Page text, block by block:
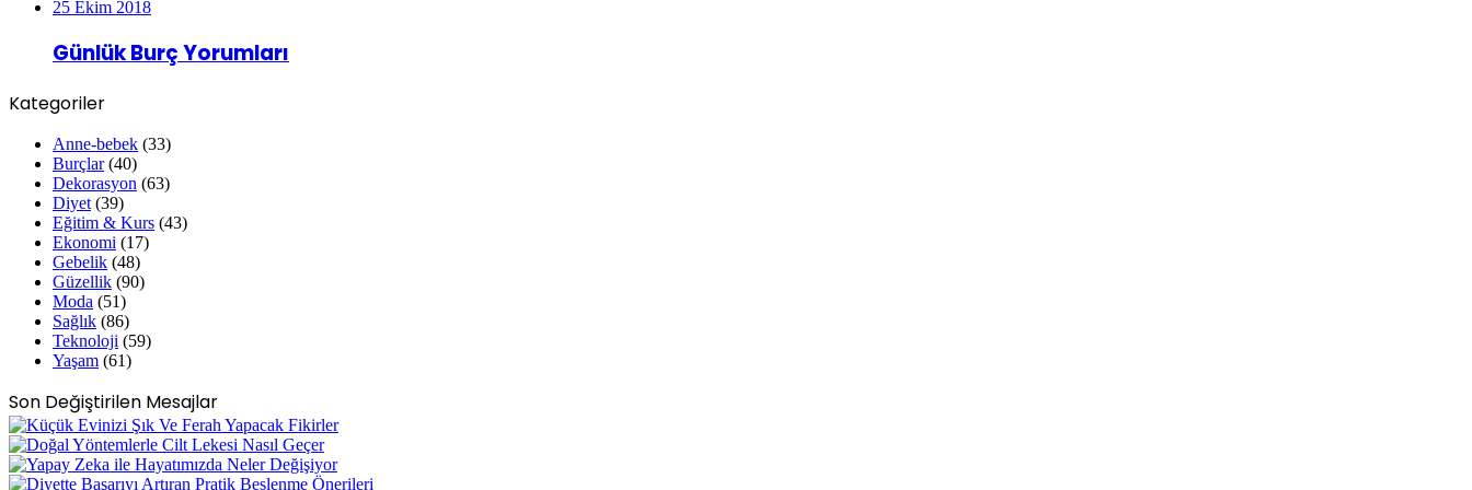
25 Ekim 2018
Günlük Burç Yorumları
Kategoriler
Anne-bebek (33)
Burçlar(40)
Dekorasyon (63)
Diyet (39)
Eğitim & Kurs (43)
Ekonomi (17)
Gebelik (48)
Güzellik (90)
Moda (51)
Sağlık (86)
Teknoloji (59)
Yaşam (61)
Son Değiştirilen Mesajlar